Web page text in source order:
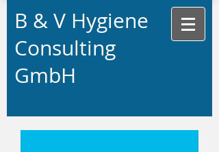
B & V Hygiene
Consulting
GmbH